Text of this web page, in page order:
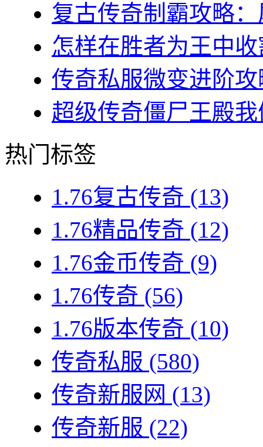
复古传奇制霸攻略
怎样在胜者为王中
传奇私服微变进阶
超级传奇僵尸王殿
热门标签
1.76复古传奇 (13)
1.76精品传奇 (12)
1.76金币传奇 (9)
1.76传奇 (56)
1.76版本传奇 (10)
传奇私服 (580)
传奇新服网 (13)
传奇新服 (22)